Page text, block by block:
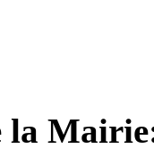
la